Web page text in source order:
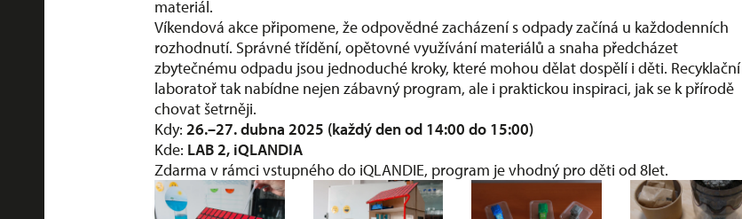
materiál.
Víkendová akce připomene, že odpovědné zacházení s odpady začíná u každodenních
rozhodnutí. Správné třídění, opětovné využívání materiálů a snaha předcházet
zbytečnému odpadu jsou jednoduché kroky, které mohou dělat dospělí i děti. Recyklační
laboratoř tak nabídne nejen zábavný program, ale i praktickou inspiraci, jak se k přírodě
chovat šetrněji.
Kdy:26.–27. dubna 2025 (každý den od 14:00 do 15:00)
Kde: LAB 2, iQLANDIA
Zdarma v rámci vstupného do iQLANDIE, program je vhodný pro děti od 8let.